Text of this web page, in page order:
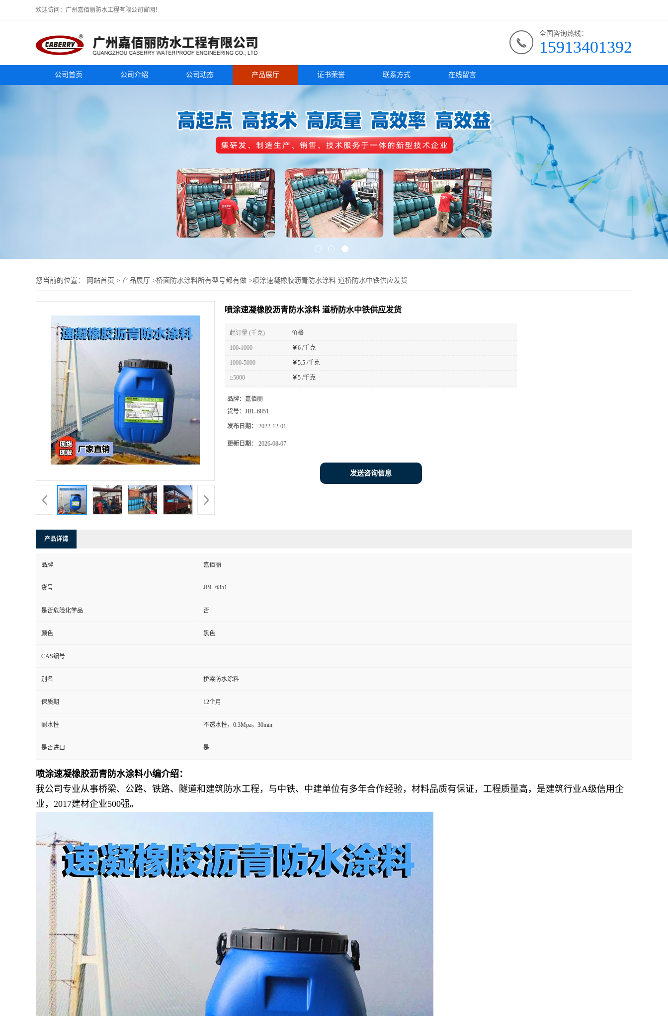
欢迎访问：广州嘉佰丽防水工程有限公司官网！
全国咨询热线：
15913401392
公司首页 公司介绍 公司动态 产品展厅 证书荣誉 联系方式 在线留言
您当前的位置： 网站首页 > 产品展厅 >桥面防水涂料所有型号都有做 >喷涂速凝橡胶沥青防水涂料 道桥防水中铁供应发货
喷涂速凝橡胶沥青防水涂料 道桥防水中铁供应发货
起订量 (千克) 价格
100-1000 ￥6 /千克
1000-5000 ￥5.5 /千克
≥5000 ￥5 /千克
品牌： 嘉佰丽
货号： JBL-6851
发布日期： 2022-12-01
更新日期： 2026-08-07
发送咨询信息
产品详请
品牌 嘉佰丽
货号 JBL-6851
是否危险化学品 否
颜色 黑色
CAS编号
别名 桥梁防水涂料
保质期 12个月
耐水性 不透水性，0.3Mpa，30min
是否进口 是
喷涂速凝橡胶沥青防水涂料小编介绍：
我公司专业从事桥梁、公路、铁路、隧道和建筑防水工程，与中铁、中建单位有多年合作经验，材料品质有保证，工程质量高，是建筑行业A级信用企
业，2017建材企业500强。